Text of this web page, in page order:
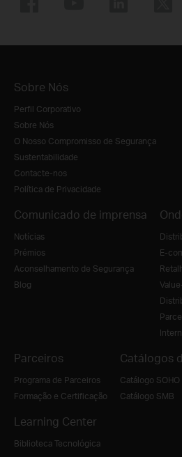
Sobre Nós
Perfil Corporativo
Sobre Nós
O Nosso Compromisso de Segurança
Sustentabilidade
Contacte-nos
Política de Privacidade
Comunicado de imprensa
Notícias
Prémios
Aconselhamento de Segurança
Blog
E-
Parceiros
Programa de Parceiros
Formação e Certificação
Catálogos
Catálogo SOHO
Catálogo SMB
Learning Center
Biblioteca Tecnológica